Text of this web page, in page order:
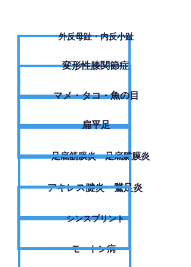
外反母趾・内反小趾
変形性膝関節症
​マメ・タコ・魚の目
扁平足
足底筋膜炎・足底腱膜炎
アキレス腱炎・鵞足炎
シンスプリント
モートン病